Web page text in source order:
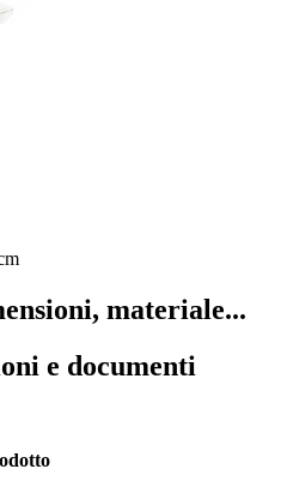
materiale...
e documenti